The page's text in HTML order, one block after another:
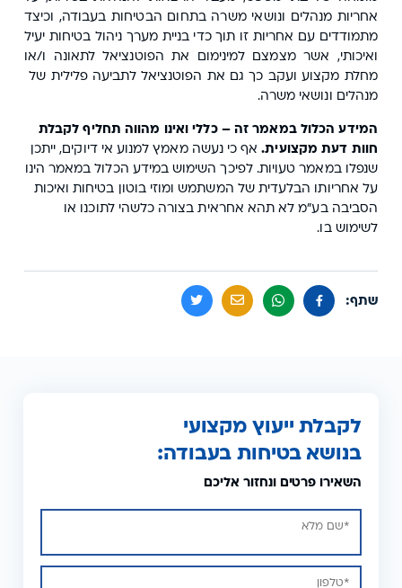
אחריות מנהלים ונושאי משרה בתחום הבטיחות בעבודה, וכיצד
מתמודדים עם אחריות זו תוך כדי בניית מערך ניהול בטיחות יעיל
ואיכותי, אשר מצמצם למינימום את הפוטנציאל לתאונה ו/או
מחלת מקצוע ועקב כך גם את הפוטנציאל לתביעה פלילית של
מנהלים ונושאי משרה.
המידע הכלול במאמר זה – כללי ואינו מהווה תחליף לקבלת
חוות דעת מקצועית.אף כי נעשה מאמץ למנוע אי דיוקים, ייתכן
שנפלו במאמר טעויות. לפיכך השימוש במידע הכלול במאמר הינו
על אחריותו הבלעדית של המשתמש ומוזי בוטון בטיחות ואיכות
הסביבה בע"מ לא תהא אחראית בצורה כלשהי לתוכנו או
לשימוש בו.
שתף:
לקבלת ייעוץ מקצועי
בנושא בטיחות בעבודה:
השאירו פרטים ונחזור אליכם